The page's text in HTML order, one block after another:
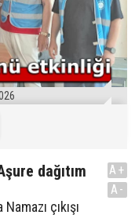
dağıtım
çıkışı
A+
A-